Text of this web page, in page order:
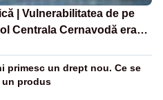
| Vulnerabilitatea de pe
Centrala Cernavodă era
Ceaușescu
primesc un drept nou. Ce se
un produs